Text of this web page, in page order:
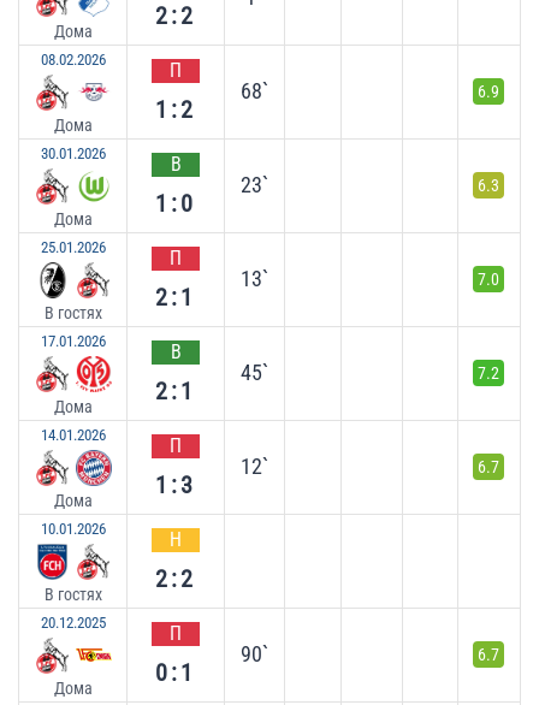
Дома
2:2
08.02.2026
Дома
П
1:2
68` 6.9
30.01.2026
Дома
В
1:0
23` 6.3
25.01.2026
В гостях
П
2:1
13` 7.0
17.01.2026
Дома
В
2:1
45` 7.2
14.01.2026
Дома
П
1:3
12` 6.7
10.01.2026
В гостях
Н
2:2
20.12.2025
Дома
П
0:1
90` 6.7